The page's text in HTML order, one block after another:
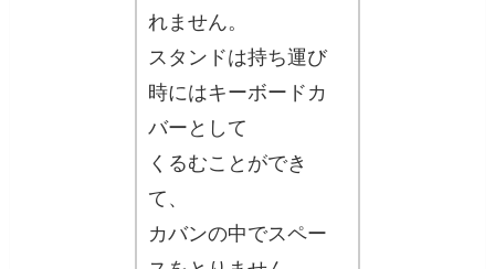
れません。
スタンドは持ち運び
時にはキーボードカ
バーとして
くるむことができ
て、
カバンの中でスペー